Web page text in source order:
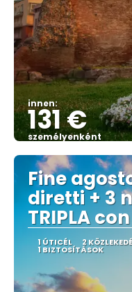
innen:
131 €
személyenként
Fine
diretti + 3
TRIPLA
1 ÚTICÉL 2
1 BIZTOSÍTÁSOK